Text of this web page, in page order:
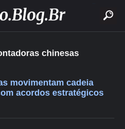
chinesas
movimentam cadeia
acordos estratégicos